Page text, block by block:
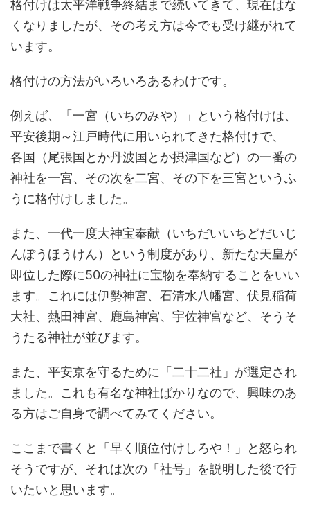
格付けは太平洋戦争終結まで続いてきて、現在はな
くなりましたが、その考え方は今でも受け継がれて
います。
格付けの方法がいろいろあるわけです。
例えば、「一宮（いちのみや）」という格付けは、
平安後期～江戸時代に用いられてきた格付けで、
各国（尾張国とか丹波国とか摂津国など）の一番の
神社を一宮、その次を二宮、その下を三宮というふ
うに格付けしました。
また、一代一度大神宝奉献（いちだいいちどだいじ
んぽうほうけん）という制度があり、新たな天皇が
即位した際に50の神社に宝物を奉納することをいい
ます。これには伊勢神宮、石清水八幡宮、伏見稲荷
大社、熱田神宮、鹿島神宮、宇佐神宮など、そうそ
うたる神社が並びます。
また、平安京を守るために「二十二社」が選定され
ました。これも有名な神社ばかりなので、興味のあ
る方はご自身で調べてみてください。
ここまで書くと「早く順位付けしろや！」と怒られ
そうですが、それは次の「社号」を説明した後で行
いたいと思います。